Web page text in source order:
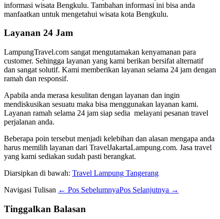
informasi wisata Bengkulu. Tambahan informasi ini bisa anda
manfaatkan untuk mengetahui wisata kota Bengkulu.
Layanan 24 Jam
LampungTravel.com sangat mengutamakan kenyamanan para
customer. Sehingga layanan yang kami berikan bersifat alternatif
dan sangat solutif. Kami memberikan layanan selama 24 jam dengan
ramah dan responsif.
Apabila anda merasa kesulitan dengan layanan dan ingin
mendiskusikan sesuatu maka bisa menggunakan layanan kami.
Layanan ramah selama 24 jam siap sedia melayani pesanan travel
perjalanan anda.
Beberapa poin tersebut menjadi kelebihan dan alasan mengapa anda
harus memilih layanan dari TravelJakartaLampung.com. Jasa travel
yang kami sediakan sudah pasti berangkat.
Diarsipkan di bawah: Travel Lampung Tangerang
Navigasi Tulisan ← Pos SebelumnyaPos Selanjutnya →
Tinggalkan Balasan